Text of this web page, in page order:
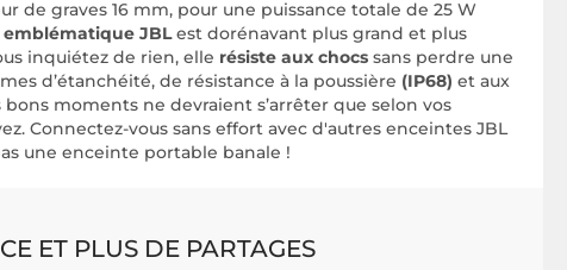
de graves 16 mm, pour une puissance totale de 25 W
emblématique JBLest dorénavant plus grand et plus
inquiétez de rien, elle résiste aux chocs sans perdre une
d’étanchéité, de résistance à la poussière (IP68) et aux
bons moments ne devraient s’arrêter que selon vos
Connectez-vous sans effort avec d'autres enceintes JBL
une enceinte portable banale !
ET PLUS DE PARTAGES